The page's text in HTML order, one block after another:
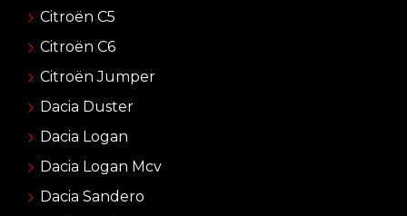
Citroën C5
Citroën C6
Citroën Jumper
Dacia Duster
Dacia Logan
Dacia Logan Mcv
Dacia Sandero